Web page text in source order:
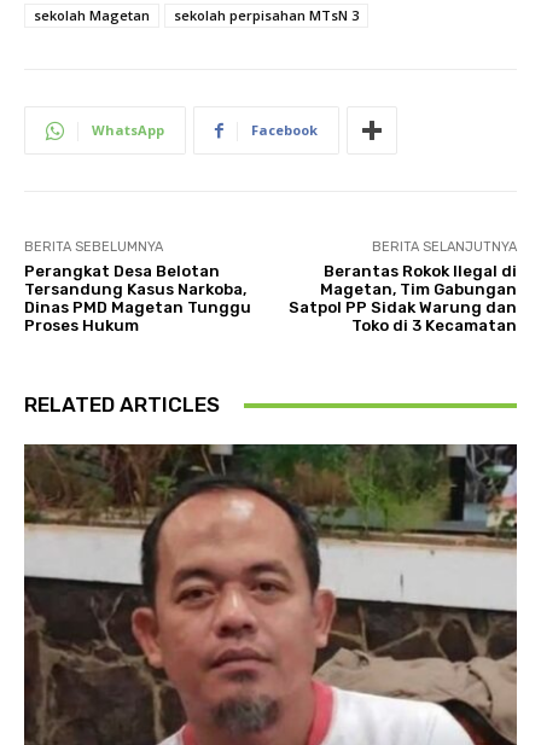
sekolah Magetan sekolah perpisahan MTsN 3
WhatsApp Facebook
BERITA SEBELUMNYA
Perangkat Desa Belotan
Tersandung Kasus Narkoba,
Dinas PMD Magetan Tunggu
Proses Hukum
BERITA SELANJUTNYA
Berantas Rokok Ilegal di
Magetan, Tim Gabungan
Satpol PP Sidak Warung dan
Toko di 3 Kecamatan
RELATED ARTICLES